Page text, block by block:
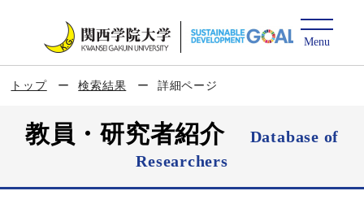
トップ 検索結果 詳細ページ
教員・研究者紹介
Database of
Researchers